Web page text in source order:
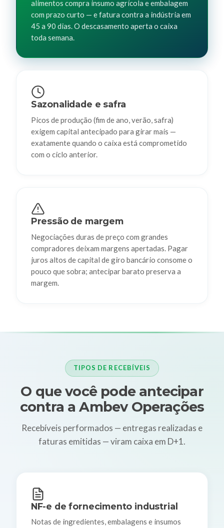
alimentos compra insumo agrícola e embalagem
com prazo curto — e fatura contra a indústria em
45 a 90 dias. O descasamento aperta o caixa
toda semana.
Sazonalidade e safra
Picos de produção (fim de ano, verão, safra)
exigem capital antecipado para girar mais —
exatamente quando o caixa está comprometido
com o ciclo anterior.
Pressão de margem
Negociações duras de preço com grandes
compradores deixam margens apertadas. Pagar
juros altos de capital de giro bancário consome o
pouco que sobra; antecipar barato preserva a
margem.
TIPOS DE RECEBÍVEIS
O que você pode antecipar
contra a Ambev Operações
Recebíveis performados — entregas realizadas e
faturas emitidas — viram caixa em D+1.
NF-e de fornecimento industrial
Notas de ingredientes, embalagens e insumos